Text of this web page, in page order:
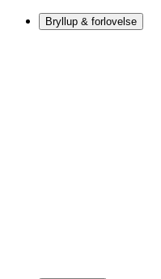
Bryllup & forlovelse